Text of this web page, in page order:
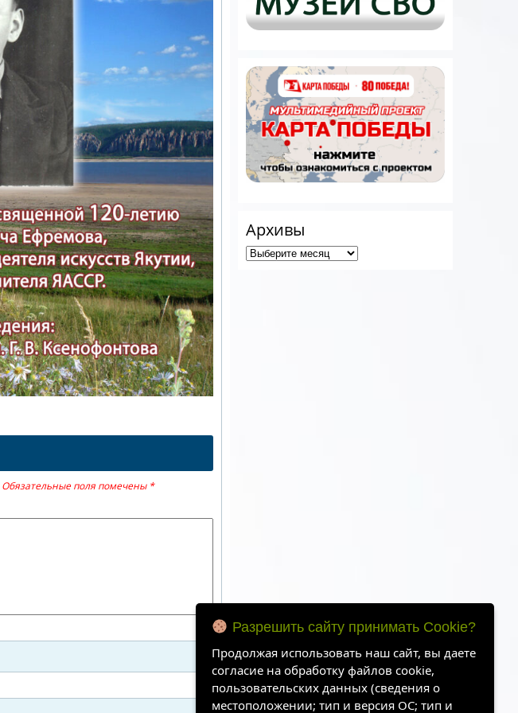
Обязательные поля помечены *
Архивы
Разрешить сайту принимать Cookie?
Продолжая использовать наш сайт, вы даете
согласие на обработку файлов cookie,
пользовательских данных (сведения о
местоположении; тип и версия ОС; тип и